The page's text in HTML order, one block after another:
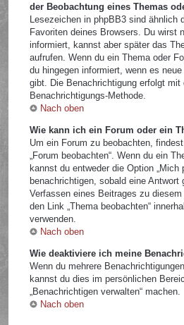
der Beobachtung eines Themas
Lesezeichen in phpBB3 sind ähnlich
Favoriten deines Browsers. Du wirst
informiert, kannst aber später das
aufrufen. Wenn du ein Thema oder
du hingegen informiert, wenn es
gibt. Die Benachrichtigung erfolgt mit
Benachrichtigungs-Methode.
Nach oben
Wie kann ich ein Forum oder ein
Um ein Forum zu beobachten,
„Forum beobachten“. Wenn du ein
kannst du entweder die Option „Mich
benachrichtigen, sobald eine Antwort
Verfassen eines Beitrages zu
den Link „Thema beobachten“
verwenden.
Nach oben
Wie deaktiviere ich meine
Wenn du mehrere
kannst du dies im persönlichen
„Benachrichtigen verwalten“ machen.
Nach oben